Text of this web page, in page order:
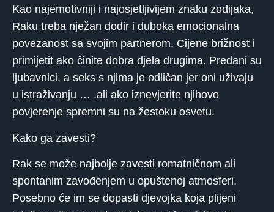
Kao najemotivniji i najosjetljivijem znaku zodijaka,
Raku treba nježan dodir i duboka emocionalna
povezanost sa svojim partnerom. Cijene brižnost i
primijetit ako činite dobra djela drugima. Predani su
ljubavnici, a seks s njima je odličan jer oni uživaju
u istraživanju … .ali ako iznevjerite njihovo
povjerenje spremni su na žestoku osvetu.
Kako ga zavesti?
Rak se može najbolje zavesti romatničnom ali
spontanim zavođenjem u opuštenoj atmosferi.
Posebno će im se dopasti djevojka koja plijeni